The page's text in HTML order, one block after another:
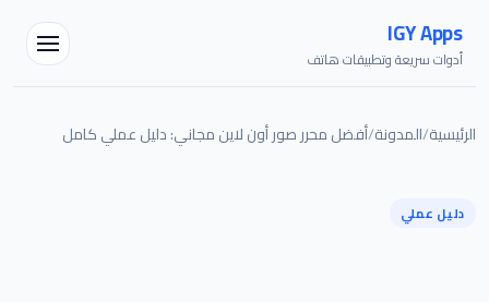
IGY Apps
أدوات سريعة وتطبيقات هاتف
الرئيسية/المدونة/أفضل محرر صور أون لاين مجاني: دليل عملي كامل
دليل عمليمتصل — اسألني أي شيء